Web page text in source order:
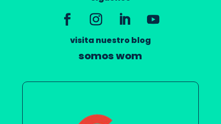
visita nuestro blog
somos wom